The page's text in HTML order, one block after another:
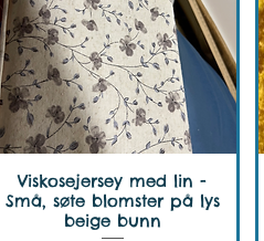
Viskosejersey med lin -
Små, søte blomster på lys
beige bunn